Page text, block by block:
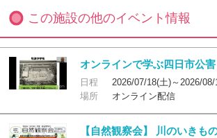
この施設の他のイベント情報
オンラインで学ぶ四日市公害
日程
2026/07/18(土)～2026/08/
場所
オンライン配信
【自然観察会】 川のいきも